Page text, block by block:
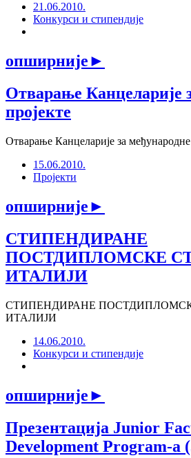
21.06.2010.
Конкурси и стипендије
опширније►
Отварање Канцеларије
пројекте
Отварање Канцеларије за међународне
15.06.2010.
Пројекти
опширније►
СТИПЕНДИРАНЕ
ПОСТДИПЛОМСКЕ
ИТАЛИЈИ
СТИПЕНДИРАНЕ
ИТАЛИЈИ
14.06.2010.
Конкурси и стипендије
опширније►
Презентација Јunior
Development Program‐a